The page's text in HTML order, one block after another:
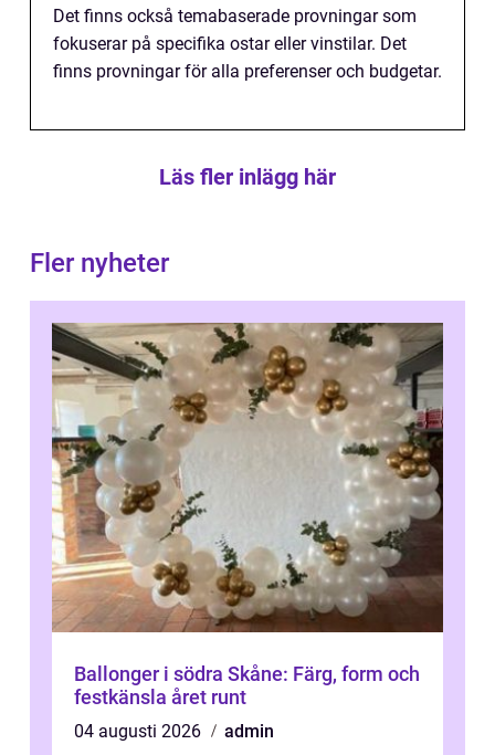
Det finns också temabaserade provningar som
fokuserar på specifika ostar eller vinstilar. Det
finns provningar för alla preferenser och budgetar.
Läs fler inlägg här
Fler nyheter
Ballonger i södra Skåne: Färg, form och
festkänsla året runt
04 augusti 2026
admin